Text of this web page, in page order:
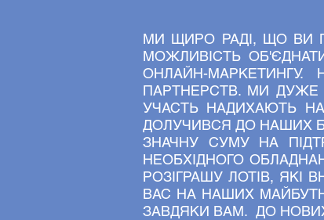
МИ ЩИРО РАДІ, ЩО ВИ
МОЖЛИВІСТЬ
ОНЛАЙН-МАРКЕТИНГУ.
ПАРТНЕРСТВ. МИ ДУЖЕ
УЧАСТЬ НАДИХАЮТЬ
ДОЛУЧИВСЯ ДО НАШИХ
ЗНАЧНУ СУМУ НА
НЕОБХІДНОГО
РОЗІГРАШУ ЛОТІВ,
ВАС НА НАШИХ
ЗАВДЯКИ ВАМ. ДО